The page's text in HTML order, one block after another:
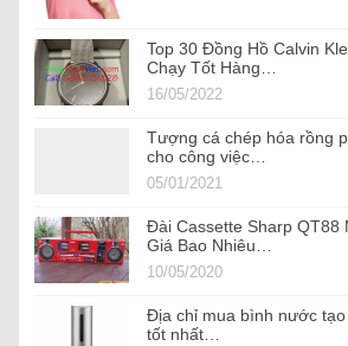
Top 30 Đồng Hồ Calvin
Chạy Tốt Hàng…
16/05/2022
Tượng cá chép hóa rồng
cho công việc…
05/01/2021
Đài Cassette Sharp
Giá Bao Nhiêu…
10/05/2020
Địa chỉ mua bình nước
tốt nhất…